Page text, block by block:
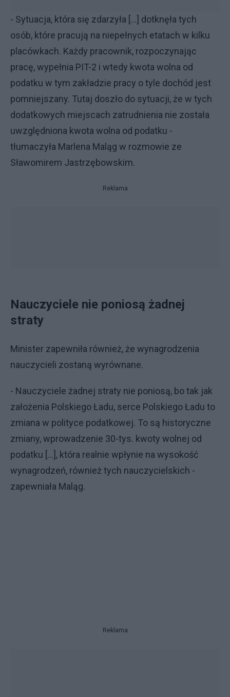
- Sytuacja, która się zdarzyła [...] dotknęła tych
osób, które pracują na niepełnych etatach w kilku
placówkach. Każdy pracownik, rozpoczynając
pracę, wypełnia PIT-2 i wtedy kwota wolna od
podatku w tym zakładzie pracy o tyle dochód jest
pomniejszany. Tutaj doszło do sytuacji, że w tych
dodatkowych miejscach zatrudnienia nie została
uwzględniona kwota wolna od podatku -
tłumaczyła Marlena Maląg w rozmowie ze
Sławomirem Jastrzębowskim.
Reklama
Nauczyciele nie poniosą żadnej
straty
Minister zapewniła również, że wynagrodzenia
nauczycieli zostaną wyrównane.
- Nauczyciele żadnej straty nie poniosą, bo tak jak
założenia Polskiego Ładu, serce Polskiego Ładu to
zmiana w polityce podatkowej. To są historyczne
zmiany, wprowadzenie 30-tys. kwoty wolnej od
podatku [...], która realnie wpłynie na wysokość
wynagrodzeń, również tych nauczycielskich -
zapewniała Maląg.
Reklama